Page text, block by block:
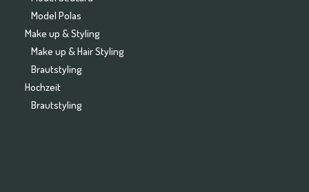
Model Polas
Make up & Styling
Make up & Hair Styling
Brautstyling
Hochzeit
Brautstyling